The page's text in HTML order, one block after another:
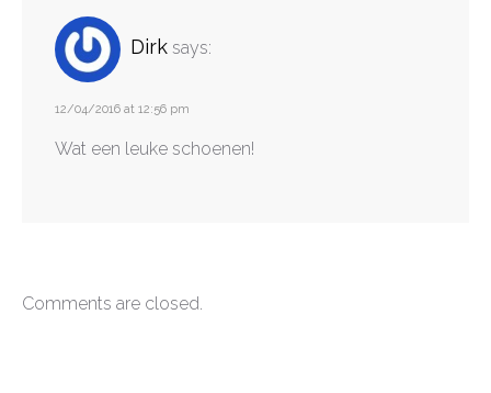
Dirk says:
12/04/2016 at 12:56 pm
Wat een leuke schoenen!
Comments are closed.